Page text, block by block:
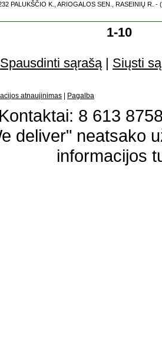
PALUKŠČIO K., ARIOGALOS SEN., RASEINIŲ R. -
1-10
Spausdinti sąrašą| Siųsti
atnaujinimas Pagalba
Kontaktai: 8 613
deliver" neatsako
informacijos